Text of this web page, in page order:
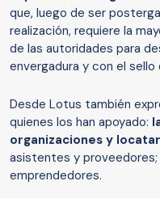
que, luego de ser
realización, requiere la
de las autoridades para
envergadura y con el
Desde Lotus también
quienes los han apoyado:
organizaciones y
asistentes y proveedores;
emprendedores.